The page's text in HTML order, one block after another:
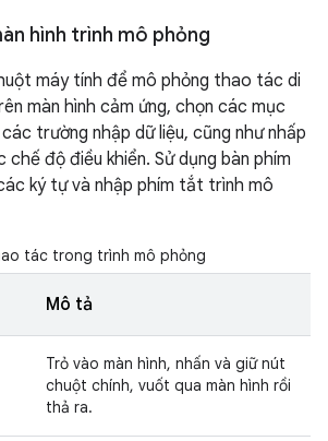
hình trình mô phỏng
máy tính để mô phỏng thao tác di
màn hình cảm ứng, chọn các mục
trường nhập dữ liệu, cũng như nhấp
độ điều khiển. Sử dụng bàn phím
ký tự và nhập phím tắt trình mô
tác trong trình mô phỏng
Mô tả
Trỏ vào màn hình, nhấn và giữ nút
chuột chính, vuốt qua màn hình rồi
thả ra.